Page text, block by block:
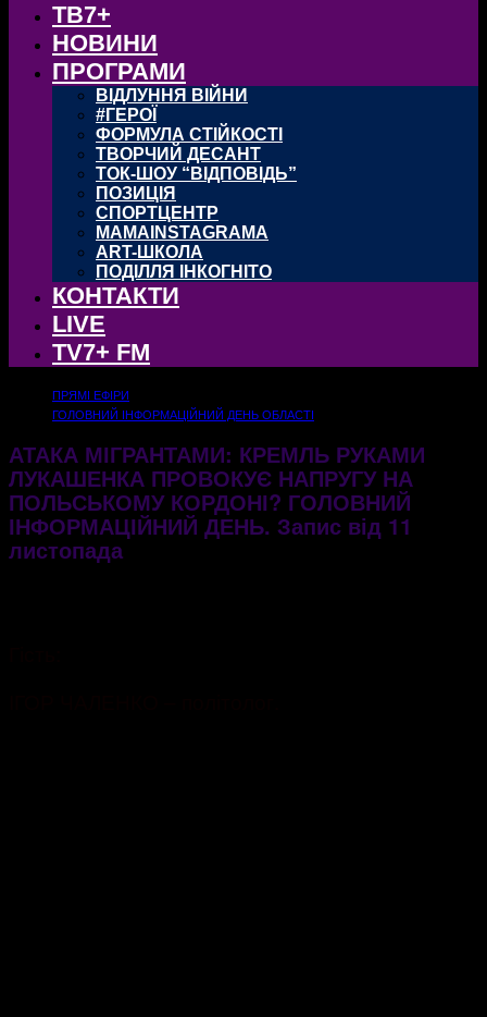
ТВ7+
НОВИНИ
ПРОГРАМИ
ВІДЛУННЯ ВІЙНИ
#ГЕРОЇ
ФОРМУЛА СТІЙКОСТІ
ТВОРЧИЙ ДЕСАНТ
ТОК-ШОУ “ВІДПОВІДЬ”
ПОЗИЦІЯ
СПОРТЦЕНТР
MAMAINSTAGRAMA
ART-ШКОЛА
ПОДІЛЛЯ ІНКОГНІТО
КОНТАКТИ
LIVE
TV7+ FM
ПРЯМІ ЕФІРИ
ГОЛОВНИЙ ІНФОРМАЦІЙНИЙ ДЕНЬ ОБЛАСТІ
АТАКА МІГРАНТАМИ: КРЕМЛЬ РУКАМИ
ЛУКАШЕНКА ПРОВОКУЄ НАПРУГУ НА
ПОЛЬСЬКОМУ КОРДОНІ? ГОЛОВНИЙ
ІНФОРМАЦІЙНИЙ ДЕНЬ. Запис від 11
листопада